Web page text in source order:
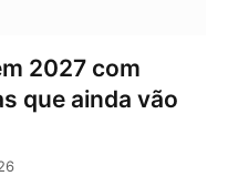
2027 com
que ainda vão